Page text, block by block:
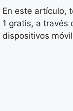
En este artículo,
1 gratis, a través
dispositivos